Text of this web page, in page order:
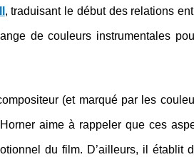
, traduisant le début des relations
de couleurs instrumentales
(et marqué par les
aime à rappeler que ces
du film. D’ailleurs, il établit